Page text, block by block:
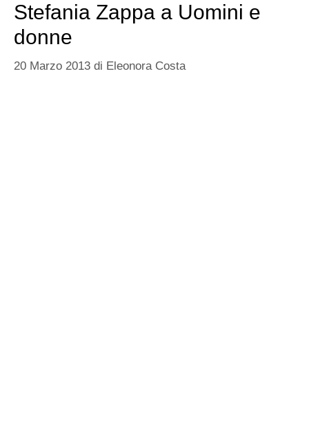
Stefania Zappa a Uomini e
donne
20 Marzo 2013 di Eleonora Costa